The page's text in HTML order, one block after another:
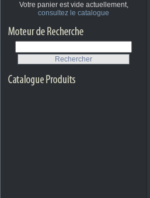
Votre panier est vide actuellement,
consultez le catalogue